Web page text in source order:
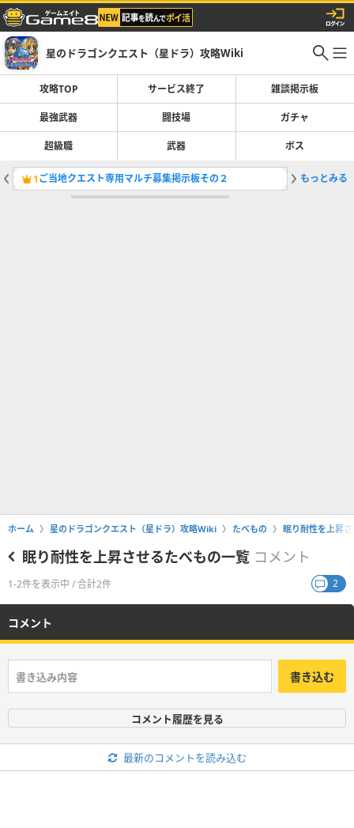
星のドラゴンクエスト（星ドラ）攻略Wiki
攻略TOP サービス終了 雑談掲示板
最強武器 闘技場 ガチャ
超級職 武器 ボス
1ご当地クエスト専用マルチ募集掲示板その２ 2余った
もっとみる
ホーム 星のドラゴンクエスト（星ドラ）攻略Wiki たべもの 眠り耐性を上昇
眠り耐性を上昇させるたべもの一覧 コメント
1-2件を表示中 / 合計2件 2
コメント
書き込む
コメント履歴を見る
最新のコメントを読み込む